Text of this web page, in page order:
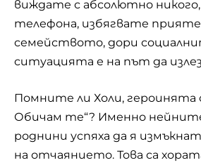
виждате с абсолютно
телефона, избягвате
семейството, дори
ситуацията е на път да
Помните ли Холи, героинята
Обичам те“? Именно
роднини успяха да я
на отчаянието. Това са